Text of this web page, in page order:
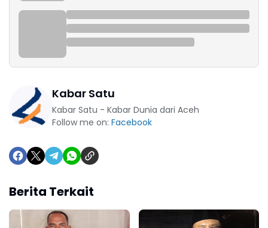
Kabar Satu
Kabar Satu - Kabar Dunia dari Aceh
Follow me on: Facebook
Berita Terkait